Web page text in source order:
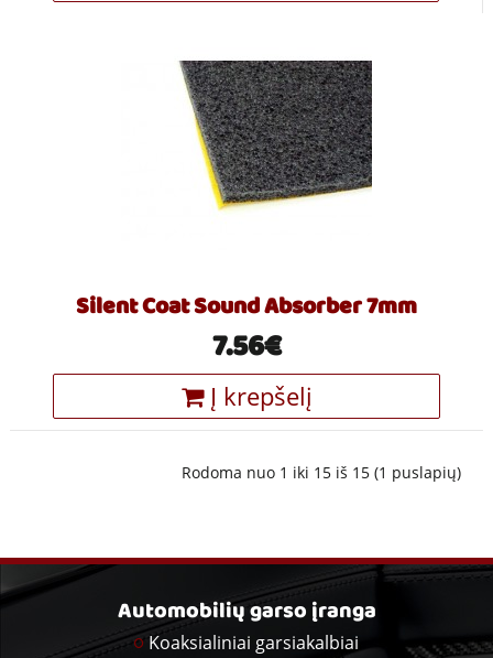
Silent Coat Sound Absorber 7mm
7.56€
Į krepšelį
Rodoma nuo 1 iki 15 iš 15 (1 puslapių)
Automobilių garso įranga
Koaksialiniai garsiakalbiai